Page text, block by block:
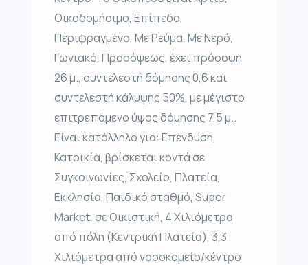
Οικοδομήσιμο, Επίπεδο,
Περιφραγμένο, Με Ρεύμα, Με Νερό,
Γωνιακό, Προσόψεως, έχει πρόσοψη
26 μ., συντελεστή δόμησης 0,6 και
συντελεστή κάλυψης 50%, με μέγιστο
επιτρεπόμενο ύψος δόμησης 7,5 μ..
Είναι κατάλληλο για: Επένδυση,
Κατοικία, βρίσκεται κοντά σε
Συγκοινωνίες, Σχολείο, Πλατεία,
Εκκλησία, Παιδικό σταθμό, Super
Market, σε Οικιστική, 4 Χιλιόμετρα
από πόλη (Κεντρική Πλατεία), 3,3
Χιλιόμετρα από νοσοκομείο/κέντρο